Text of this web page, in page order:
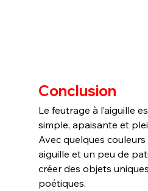
Conclusion
Le feutrage à l’aiguille
simple, apaisante et
Avec quelques couleurs
aiguille et un peu de
créer des objets
poétiques.